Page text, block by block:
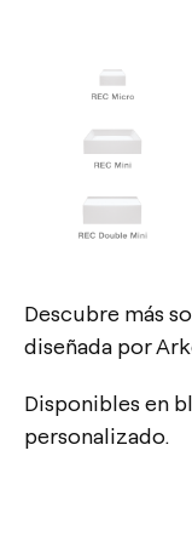
Descubre más
diseñada por
Disponibles en
personalizado.